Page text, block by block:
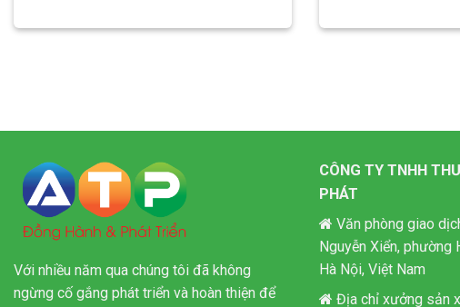
Với nhiều năm qua chúng tôi đã không
ngừng cố gắng phát triển và hoàn thiện để
CÔNG TY TNHH
PHÁT
Văn phòng giao
Nguyễn Xiển, phường
Hà Nội, Việt Nam
Địa chỉ xưởng sản